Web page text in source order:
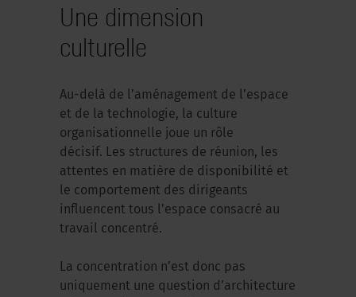
Une dimension
culturelle
Au-delà de l’aménagement de l’espace
et de la technologie, la culture
organisationnelle joue un rôle
décisif. Les structures de réunion, les
attentes en matière de disponibilité et
le comportement des dirigeants
influencent tous l’espace consacré au
travail concentré.
La concentration n’est donc pas
uniquement une question d’architecture